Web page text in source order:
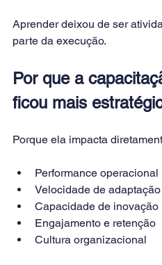
Aprender deixou de ser
parte da execução.
Por que a
ficou mais
Porque ela impacta
Performance operacional
Velocidade de adaptação
Capacidade de inovação
Engajamento e retenção
Cultura organizacional